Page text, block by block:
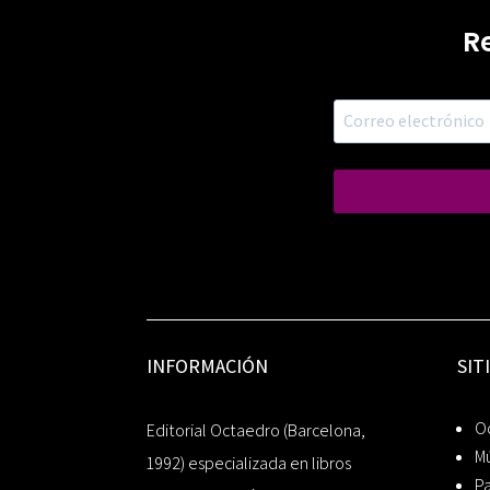
INFORMACIÓN
Editorial Octaedro (Barcelona,
1992) especializada en libros